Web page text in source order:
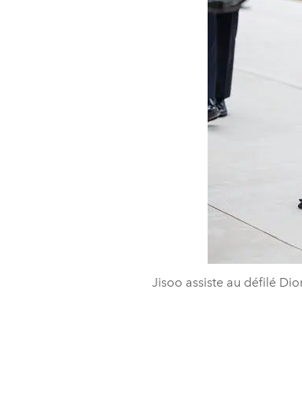
Jisoo assiste au défilé